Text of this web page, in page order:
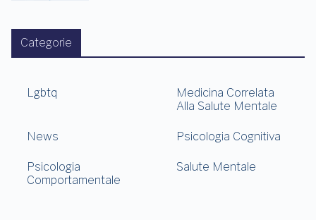
Categorie
Lgbtq
Medicina Correlata
Alla Salute Mentale
News Psicologia Cognitiva
Psicologia
Comportamentale
Salute Mentale